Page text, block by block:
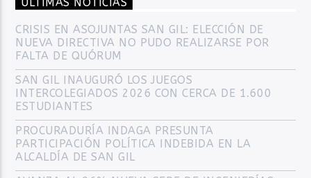
ULTIMAS NOTICIAS
CRISIS EN ASOJUNTAS SAN GIL: ELECCIÓN DE
NUEVA DIRECTIVA NO PUDO REALIZARSE POR
FALTA DE QUÓRUM
SAN GIL INAUGURÓ LOS JUEGOS
INTERCOLEGIADOS 2026 CON CERCA DE 1.600
ESTUDIANTES
PROCURADURÍA INDAGA PRESUNTA
PARTICIPACIÓN POLÍTICA INDEBIDA EN LA
ALCALDÍA DE SAN GIL